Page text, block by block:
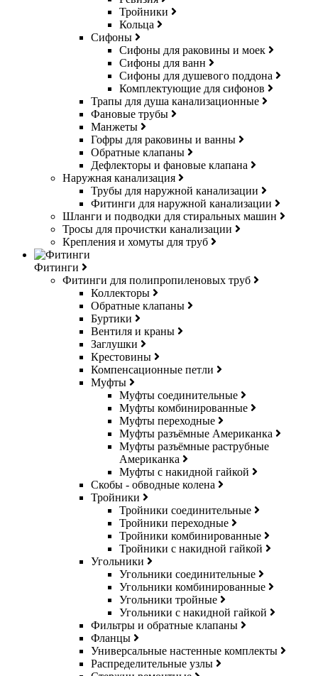
Тройники
Кольца
Сифоны
Сифоны для раковины и моек
Сифоны для ванн
Сифоны для душевого поддона
Комплектующие для сифонов
Трапы для душа канализационные
Фановые трубы
Манжеты
Гофры для раковины и ванны
Обратные клапаны
Дефлекторы и фановые клапана
Наружная канализация
Трубы для наружной канализации
Фитинги для наружной канализации
Шланги и подводки для стиральных машин
Тросы для прочистки канализации
Крепления и хомуты для труб
Фитинги
Фитинги для полипропиленовых труб
Коллекторы
Обратные клапаны
Буртики
Вентиля и краны
Заглушки
Крестовины
Компенсационные петли
Муфты
Муфты соединительные
Муфты комбинированные
Муфты переходные
Муфты разъёмные Американка
Муфты разъёмные раструбные
Американка
Муфты с накидной гайкой
Скобы - обводные колена
Тройники
Тройники соединительные
Тройники переходные
Тройники комбинированные
Тройники с накидной гайкой
Угольники
Угольники соединительные
Угольники комбинированные
Угольники тройные
Угольники с накидной гайкой
Фильтры и обратные клапаны
Фланцы
Универсальные настенные комплекты
Распределительные узлы